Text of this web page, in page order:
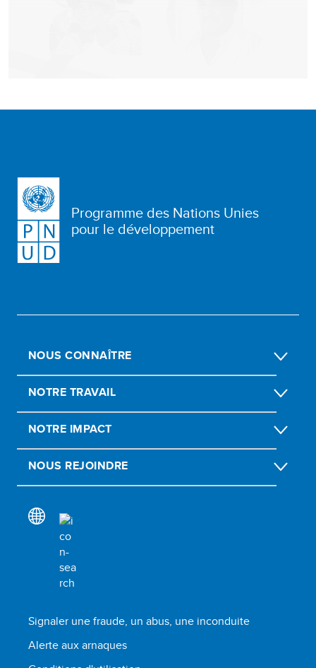
Programme des Nations Unies
pour le développement
NOUS CONNAÎTRE
NOTRE TRAVAIL
NOTRE IMPACT
NOUS REJOINDRE
Signaler une fraude, un abus, une inconduite
Alerte aux arnaques